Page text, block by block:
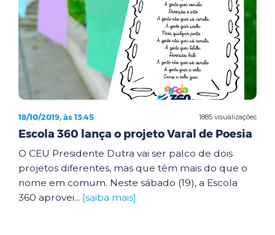
1885 visualizações
18/10/2019, às 13:45
Escola 360 lança o projeto Varal de Poesia
O CEU Presidente Dutra vai ser palco de dois
projetos diferentes, mas que têm mais do que o
nome em comum. Neste sábado (19), a Escola
360 aprovei... [saiba mais]